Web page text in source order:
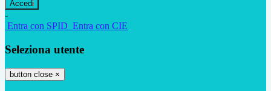
-
Entra con SPID Entra con CIE
Seleziona utente
button close ×